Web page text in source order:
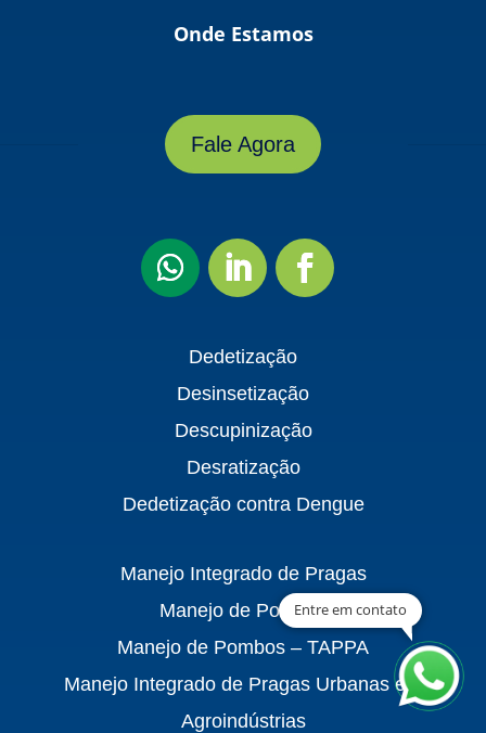
Onde Estamos
Fale Agora
Dedetização
Desinsetização
Descupinização
Desratização
Dedetização contra Dengue
Manejo Integrado de Pragas
Manejo de Pombos
Manejo de Pombos – TAPPA
Manejo Integrado de Pragas Urbanas em
Agroindústrias
Entre em contato